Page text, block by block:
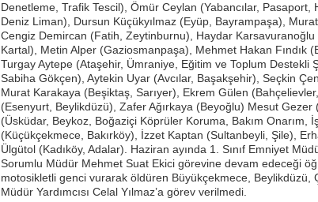
Denetleme, Trafik Tescil), Ömür Ceylan (Yabancılar, Pasaport,
Deniz Liman), Dursun Küçükyılmaz (Eyüp, Bayrampaşa), Murat
Cengiz Demircan (Fatih, Zeytinburnu), Haydar Karsavuranoğlu
Kartal), Metin Alper (Gaziosmanpaşa), Mehmet Hakan Fındık
Turgay Aytepe (Ataşehir, Ümraniye, Eğitim ve Toplum Destekli
Sabiha Gökçen), Aytekin Uyar (Avcılar, Başakşehir), Seçkin
Murat Karakaya (Beşiktaş, Sarıyer), Ekrem Gülen
(Esenyurt, Beylikdüzü), Zafer Ağırkaya (Beyoğlu) Mesut
(Üsküdar, Beykoz, Boğaziçi Köprüler Koruma, Bakım Onarım,
(Küçükçekmece, Bakırköy), İzzet Kaptan (Sultanbeyli, Şile),
Ülgütol (Kadıköy, Adalar). Haziran ayında 1. Sınıf Emniyet
Sorumlu Müdür Mehmet Suat Ekici görevine devam edeceği
motosikletli genci vurarak öldüren Büyükçekmece, Beylikdüzü,
Müdür Yardımcısı Celal Yılmaz’a görev verilmedi.